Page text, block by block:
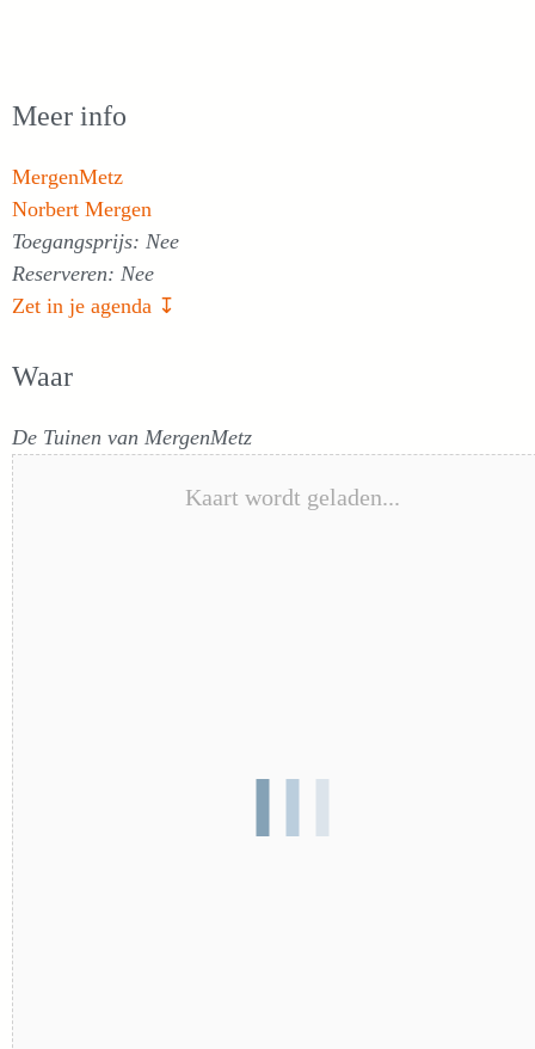
Meer info
MergenMetz
Norbert Mergen
Toegangsprijs: Nee
Reserveren: Nee
Zet in je agenda ↧
Waar
De Tuinen van MergenMetz
Kaart wordt geladen...